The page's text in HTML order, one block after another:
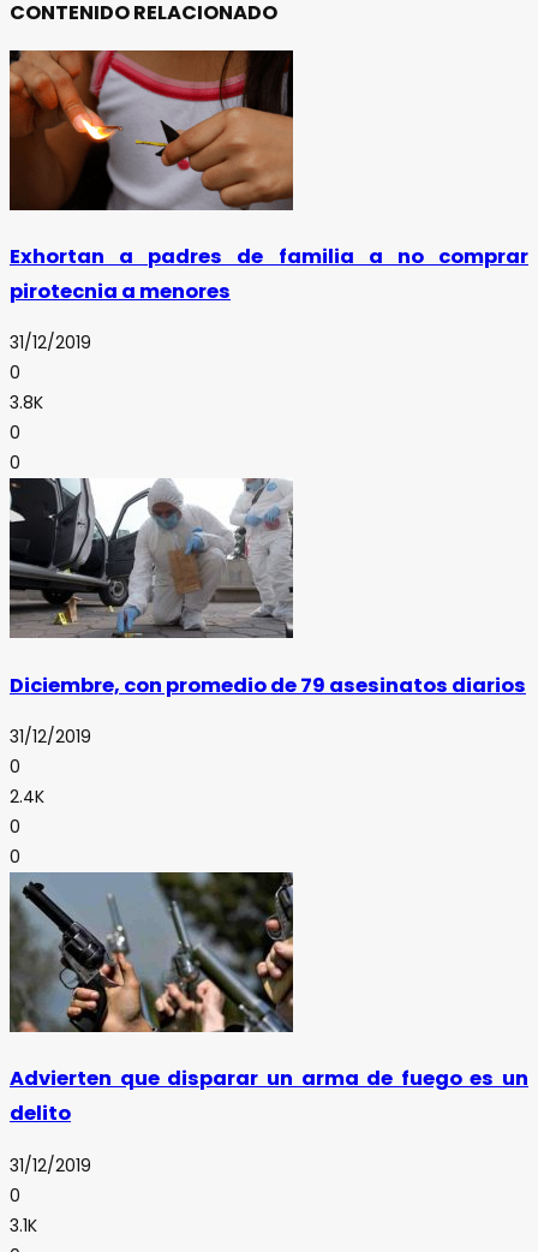
CONTENIDO RELACIONADO
Exhortan a padres de familia a no comprar
pirotecnia a menores
31/12/2019
0
3.8K
0
0
Diciembre, con promedio de 79 asesinatos diarios
31/12/2019
0
2.4K
0
0
Advierten que disparar un arma de fuego es un
delito
31/12/2019
0
3.1K